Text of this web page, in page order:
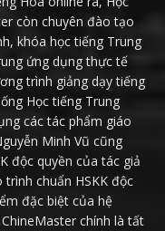
còn chuyên đào tạo
khóa học tiếng Trung
ứng dụng thực tế
trình giảng dạy tiếng
Học tiếng Trung
các tác phẩm giáo
Minh Vũ cũng
độc quyền của tác giả
chuẩn HSKK độc
đặc biệt của hệ
chính là tất